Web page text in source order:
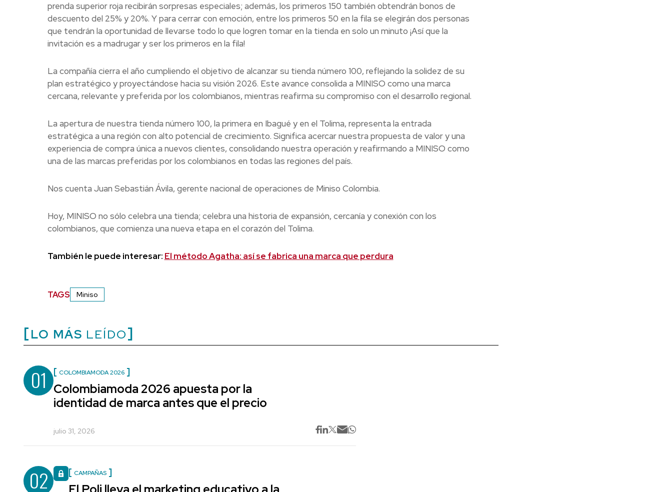
prenda superior roja recibirán sorpresas especiales; además, los primeros 150 también obtendrán bonos de
descuento del 25% y 20%. Y para cerrar con emoción, entre los primeros 50 en la fila se elegirán dos personas
que tendrán la oportunidad de llevarse todo lo que logren tomar en la tienda en solo un minuto ¡Así que la
invitación es a madrugar y ser los primeros en la fila!
La compañía cierra el año cumpliendo el objetivo de alcanzar su tienda número 100, reflejando la solidez de su
plan estratégico y proyectándose hacia su visión 2026. Este avance consolida a MINISO como una marca
cercana, relevante y preferida por los colombianos, mientras reafirma su compromiso con el desarrollo regional.
La apertura de nuestra tienda número 100, la primera en Ibagué y en el Tolima, representa la entrada
estratégica a una región con alto potencial de crecimiento. Significa acercar nuestra propuesta de valor y una
experiencia de compra única a nuevos clientes, consolidando nuestra operación y reafirmando a MINISO como
una de las marcas preferidas por los colombianos en todas las regiones del país.
Nos cuenta Juan Sebastián Ávila, gerente nacional de operaciones de Miniso Colombia.
Hoy, MINISO no sólo celebra una tienda; celebra una historia de expansión, cercanía y conexión con los
colombianos, que comienza una nueva etapa en el corazón del Tolima.
También le puede interesar: El método Agatha: así se fabrica una marca que perdura
TAGS Miniso
LO MÁS LEÍDO
01 COLOMBIAMODA 2026
Colombiamoda 2026 apuesta por la
identidad de marca antes que el precio
julio 31, 2026
02 CAMPAÑAS